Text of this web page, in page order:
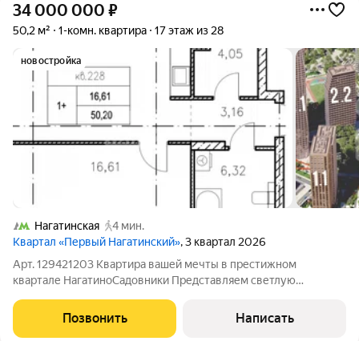
34 000 000 ₽
50,2 м² 1-комн. квартира 17 этаж из 28
новостройка
Нагатинская
4 мин.
Квартал «Первый Нагатинский», 3 квартал 2026
Арт. 129421203 Квартира вашей мечты в престижном
квартале НагатиноСадовники Представляем светлую
видом на город и продуманной планировкой:просторная
спальня (16,61 кв. м); уютная кухнягостиная
Позвонить Написать